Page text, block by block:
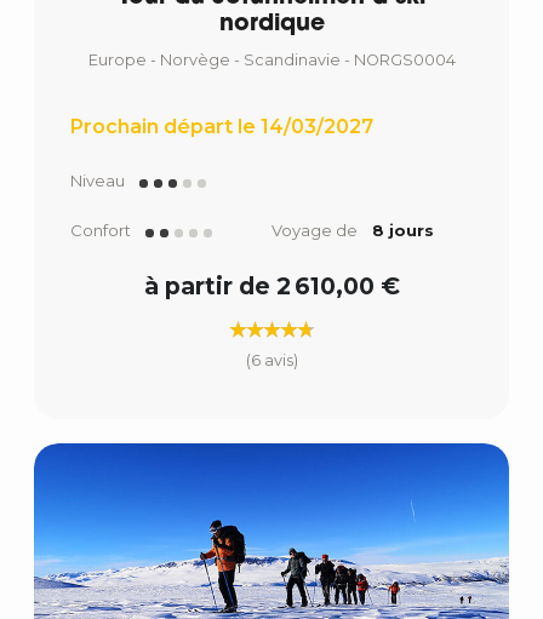
nordique
Europe - Norvège - Scandinavie - NORGS0004
Prochain départ le 14/03/2027
Niveau
Confort Voyage de 8 jours
à partir de 2 610,00 €
(6 avis)